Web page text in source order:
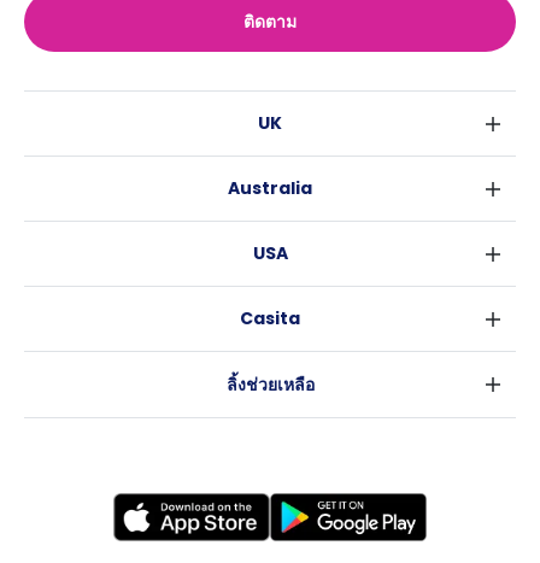
ติดตาม
UK
เอดินเบอระ
ลีดส์
โคเวนทรี
เลสเตอร์
Australia
บริสเบน
อะเดลายด์
USA
แอตแลนตา
Casita
ลิ้งช่วยเหลือ